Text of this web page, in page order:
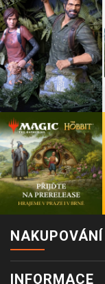
NAKUPOVÁNÍ
INFORMACE